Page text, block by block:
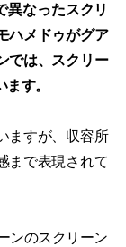
異なったスクリ
ハメドゥがグア
では、スクリー
す。
ますが、収容所
まで表現されて
ンのスクリーン